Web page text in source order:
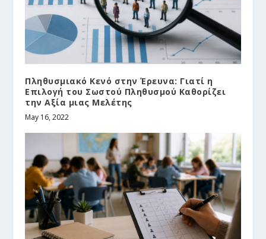
Πληθυσμιακό Κενό στην Έρευνα: Γιατί η
Επιλογή του Σωστού Πληθυσμού Καθορίζει
την Αξία μιας Μελέτης
May 16, 2022